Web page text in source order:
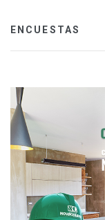
ENCUESTAS